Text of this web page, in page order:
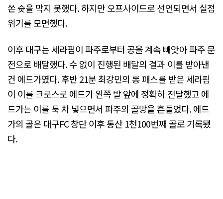
쏜 슛을 막지 못했다. 하지만 오프사이드로 선언되면서 실점
위기를 모면했다.
이후 대구는 세라핌이 파주로부터 공을 계속 빼앗아 파주 문
전으로 배달했다. 수 없이 진행된 배달의 결과 이를 받아낸
건 에드가였다. 후반 21분 최강민의 롱 패스를 받은 세라핌
이 이를 크로스로 에드가 왼쪽 발 앞에 정확히 전달했고 에
드가는 이를 툭 차 넣으면서 파주의 골망을 흔들었다. 에드
가의 골은 대구FC 창단 이후 통산 1천100번째 골로 기록됐
다.